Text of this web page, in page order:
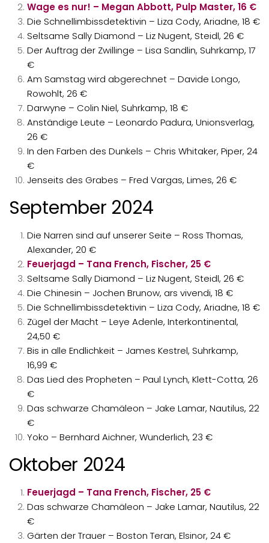
Wage es nur! – Megan Abbott, Pulp Master, 16 €
Die Schnellimbissdetektivin – Liza Cody, Ariadne, 18 €
Seltsame Sally Diamond – Liz Nugent, Steidl, 26 €
Der Auftrag der Zwillinge – Lisa Sandlin, Suhrkamp, 17
€
Am Samstag wird abgerechnet – Davide Longo,
Rowohlt, 26 €
Darwyne – Colin Niel, Suhrkamp, 18 €
Anständige Leute – Leonardo Padura, Unionsverlag,
26 €
In den Farben des Dunkels – Chris Whitaker, Piper, 24
€
Jenseits des Grabes – Fred Vargas, Limes, 26 €
September 2024
Die Narren sind auf unserer Seite – Ross Thomas,
Alexander, 20 €
Feuerjagd – Tana French, Fischer, 25 €
Seltsame Sally Diamond – Liz Nugent, Steidl, 26 €
Die Chinesin – Jochen Brunow, ars vivendi, 18 €
Die Schnellimbissdetektivin – Liza Cody, Ariadne, 18 €
Zügel der Macht – Leye Adenle, Interkontinental,
24,50 €
Bis in alle Endlichkeit – James Kestrel, Suhrkamp,
16,99 €
Das Lied des Propheten – Paul Lynch, Klett-Cotta, 26
€
Das schwarze Chamäleon – Jake Lamar, Nautilus, 22
€
Yoko – Bernhard Aichner, Wunderlich, 23 €
Oktober 2024
Feuerjagd – Tana French, Fischer, 25 €
Das schwarze Chamäleon – Jake Lamar, Nautilus, 22
€
Gärten der Trauer – Boston Teran, Elsinor, 24 €